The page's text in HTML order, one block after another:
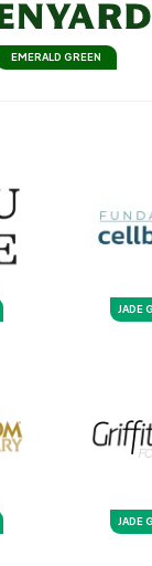
EMERALD GREEN
JADE
JADE